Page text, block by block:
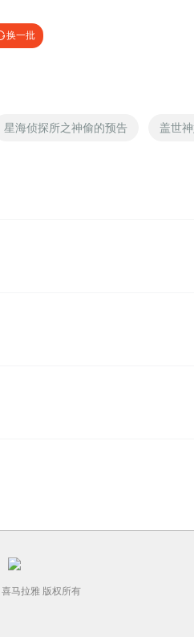
换一批
星海侦探所之神偷的预告 盖世
喜马拉雅 版权所有